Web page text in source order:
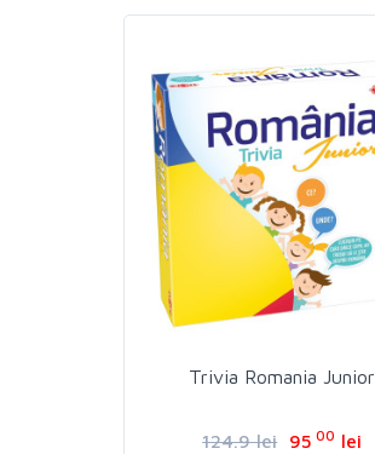
Trivia Romania Junior
124.9 lei 95 00 lei